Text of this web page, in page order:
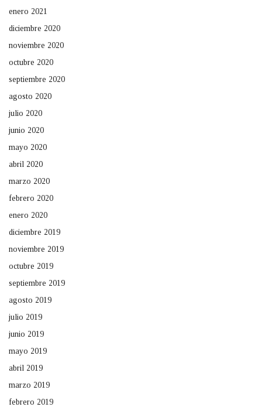
enero 2021
diciembre 2020
noviembre 2020
octubre 2020
septiembre 2020
agosto 2020
julio 2020
junio 2020
mayo 2020
abril 2020
marzo 2020
febrero 2020
enero 2020
diciembre 2019
noviembre 2019
octubre 2019
septiembre 2019
agosto 2019
julio 2019
junio 2019
mayo 2019
abril 2019
marzo 2019
febrero 2019